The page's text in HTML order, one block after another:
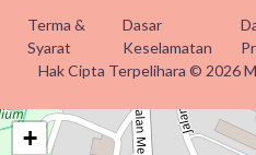
Terma &
Syarat
Dasar
Keselamatan
Hak Cipta Terpelihara © 2026
+